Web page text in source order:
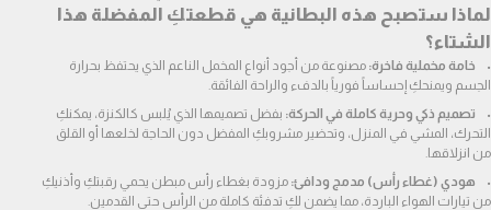
الشتاء؟
خامة مخملية فاخرة:
الجسم ويمنحكِ إحساساً فورياً بالدفء والراحة الفائقة.
تصميم ذكي وحرية كاملة في الحركة:
من انزلاقها.
هودي (غطاء رأس) مدمج ودافئ:
من تيارات الهواء الباردة، مما يضمن لكِ تدفئة كاملة من الرأس حتى القدمين.